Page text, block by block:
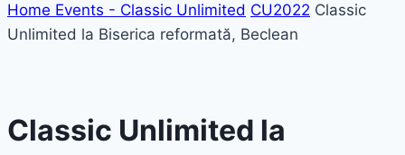
Home Events - Classic Unlimited CU2022 Classic
Unlimited la Biserica reformată, Beclean
Classic Unlimited la